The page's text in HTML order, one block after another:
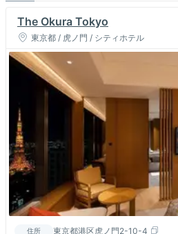
The Okura Tokyo
東京都 / 虎ノ門 / シティホテル
住所 東京都港区虎ノ門2-10-4